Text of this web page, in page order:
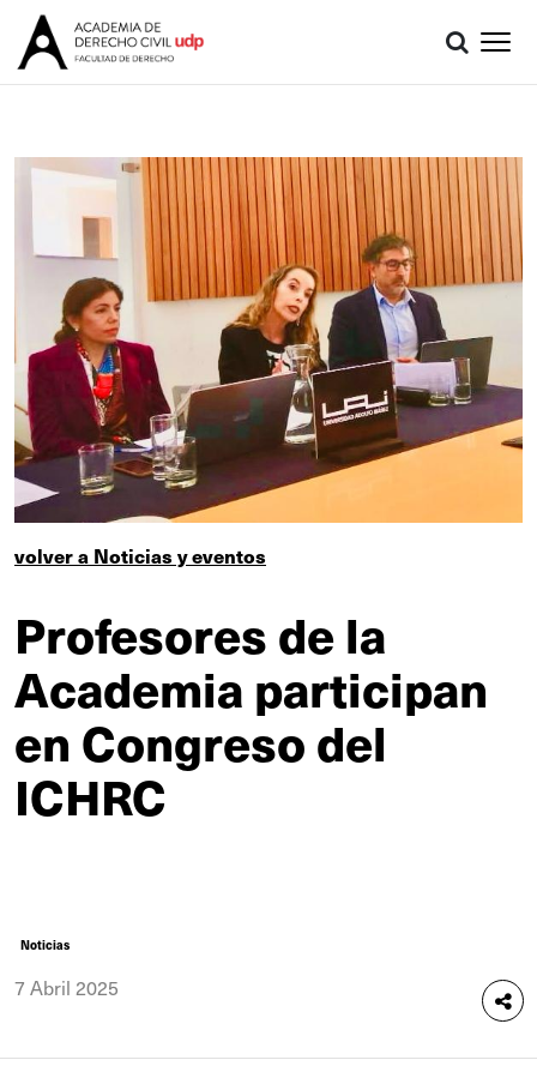
volver a Noticias y eventos
Profesores de la
Academia participan
en Congreso del
ICHRC
Noticias
7 Abril 2025